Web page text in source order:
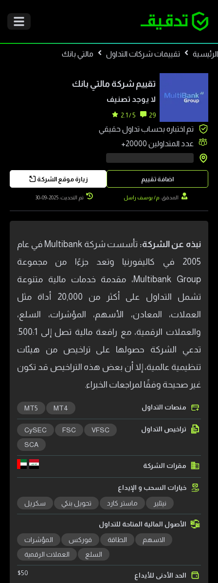
الرئيسية تقييمات شركات التداول مالتي بانك
تقييم شركة مالتي بانك
لا يوجد تصنيف
29
5 / 2.1
تم اختباره بحساب تداول حقيقي
عدد المتداولين 20000+
زيارة موقع الشركة اضافة تقييم
المدقق: م/ يوسف راسل تم التحديث: 2025-09-30
نبذه عن الشركة:
تأسست شركة Multibank في عام
2005 في كاليفورنيا وتعد جزءًا من مجموعة
Multibank Group، مقدمة خدمات مالية متنوعة
تشمل التداول على أكثر من 20,000 أداة مثل
العملات، المعادن، الأسهم، المؤشرات، السلع،
والعملات الرقمية، مع رافعة مالية تصل إلى 500:1.
تدعي الشركة حصولها على تراخيص من هيئات
تنظيمية عالمية، إلا أن بعض هذه التراخيص قد تكون
غير صحيحة وفقًا لمراجعات الخبراء.
منصات التداول MT4
MT5
تراخيص التداول VFSC
FSC
CySEC
SCA
مقرات الشركة
خيارات السحب و الإيداع
نيتلير ماستر كارد تحويل بنكي سكريل
الأصول المالية المتاحة للتداول
الاسهم الطاقة فوركس
المؤشرات
السلع
العملات الرقمية
الحد الأدنى للأيداع $50